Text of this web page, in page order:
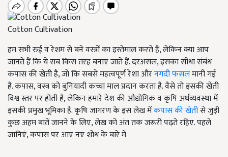
Cotton Cultivation
हम सभी रुई व रेशम से बने वस्त्रों का इस्तेमाल करते हैं, लेकिन क्या आप
जानते हैं कि ये सब किस तरह बनाए जाते हैं. दरअसल, इसका सीधा संबंध
कपास की खेती है, जो कि सबसे महत्वपूर्ण रेशा औरनगदी फसलमानी गई
है. कपास, वस्त्र को बुनियादी कच्चा माल प्रदान करता है. वैसे तो इसकी खेती
विश्व स्तर पर होती है, लेकिन हमारे देश की औद्योगिक व कृषि अर्थव्यवस्था में
इसकी प्रमुख भूमिका है. कृषि जागरण के इस लेख मेंकपास की खेतीसे जुड़ी
कुछ अहम बातें जानने के लिए, लेख को अंत तक जरूरी पढ़ते रहिए. पहले
जानिएं, कपास पर आए नए शोध के बारे में